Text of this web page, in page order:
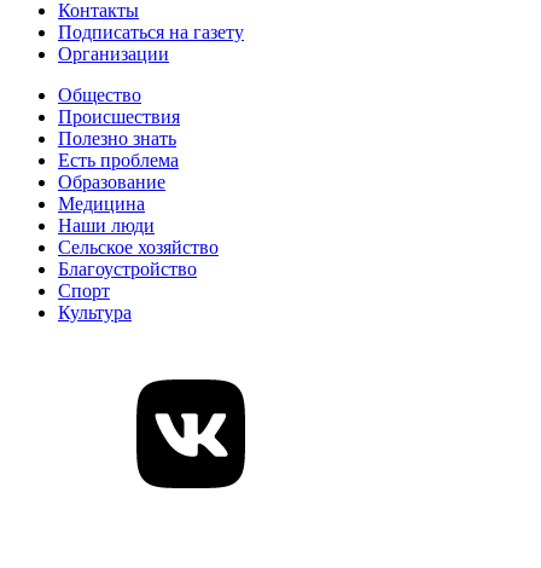
Контакты
Подписаться на газету
Организации
Общество
Происшествия
Полезно знать
Есть проблема
Образование
Медицина
Наши люди
Сельское хозяйство
Благоустройство
Спорт
Культура